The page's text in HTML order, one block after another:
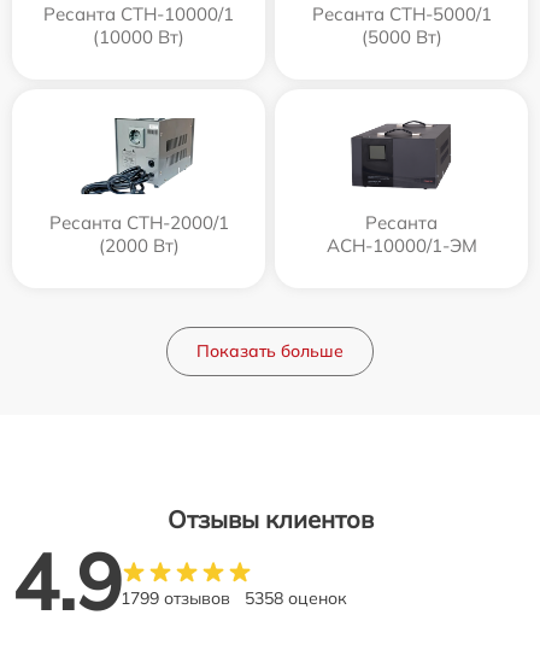
Ресанта СТН-10000/1
(10000 Вт)
Ресанта СТН-5000/1
(5000 Вт)
Ресанта СТН-2000/1
(2000 Вт)
Ресанта
АСН-10000/1-ЭМ
Показать больше
Отзывы клиентов
4.91799 отзывов 5358 оценок